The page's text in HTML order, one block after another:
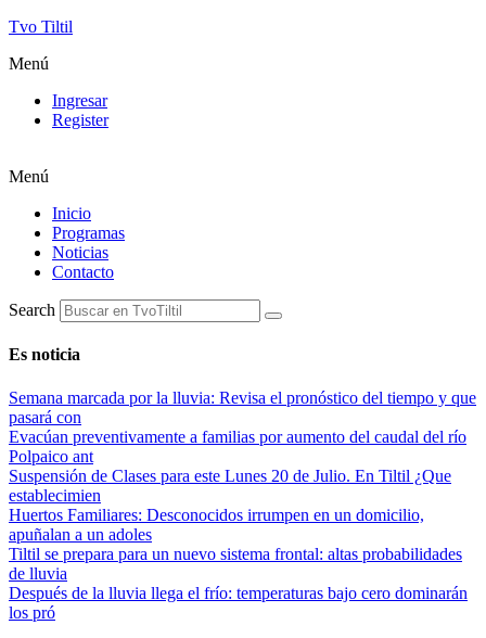
Tvo Tiltil
Menú
Ingresar
Register
Menú
Inicio
Programas
Noticias
Contacto
Search
Es noticia
Semana marcada por la lluvia: Revisa el pronóstico del tiempo y que
pasará con
Evacúan preventivamente a familias por aumento del caudal del río
Polpaico ant
Suspensión de Clases para este Lunes 20 de Julio. En Tiltil ¿Que
establecimien
Huertos Familiares: Desconocidos irrumpen en un domicilio,
apuñalan a un adoles
Tiltil se prepara para un nuevo sistema frontal: altas probabilidades
de lluvia
Después de la lluvia llega el frío: temperaturas bajo cero dominarán
los pró